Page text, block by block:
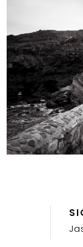
entradas